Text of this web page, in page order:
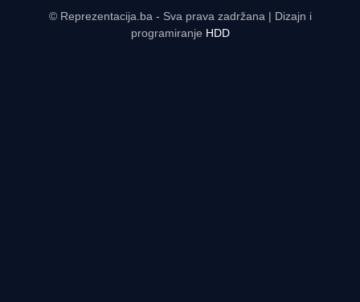
© Reprezentacija.ba - Sva prava zadržana | Dizajn i
programiranje HDD